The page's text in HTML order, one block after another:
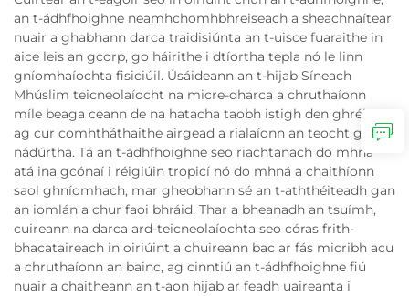
an t-ádhfhoighne neamhchomhbhreiseach a sheachnaítear
nuair a ghabhann darca traidisiúnta an t-uisce fuaraithe in
aice leis an gcorp, go háirithe i dtíortha tepla nó le linn
gníomhaíochta fisiciúil. Úsáideann an t-hijab Síneach
Mhúslim teicneolaíocht na micre-dharca a chruthaíonn
míle beaga ceann de na hatacha taobh istigh den ghréine,
ag cur comhtháthaithe airgead a rialaíonn an teocht go
nádúrtha. Tá an t-ádhfhoighne seo riachtanach do mhná
atá ina gcónaí i réigiúin tropicí nó do mhná a chaithíonn
saol ghníomhach, mar gheobhann sé an t-aththéiteadh gan
an iomlán a chur faoi bhráid. Thar a bheanadh an tsuímh,
cuireann na darca ard-teicneolaíochta seo córas frith-
bhacataireach in oiriúint a chuireann bac ar fás micribh acu
a chruthaíonn an bainc, ag cinntiú an t-ádhfhoighne fiú
nuair a chaitheann an t-aon hijab ar feadh uaireanta i